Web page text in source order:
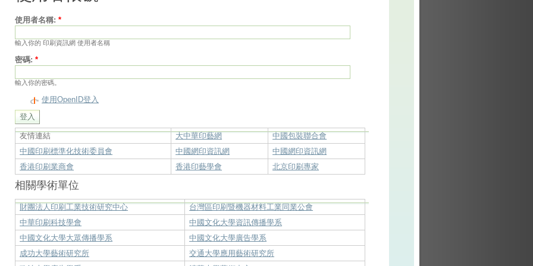
使用者名稱:*
輸入你的 印刷資訊網 使用者名稱
密碼:*
輸入你的密碼。
使用OpenID登入
友情連結 大中華印藝網
中國包裝聯合會
中國印刷標準化技術委員會
中國網印資訊網
中國網印資訊網
香港印刷業商會
香港印藝學會 北京印刷專家
相關學術單位
財團法人印刷工業技術研究中心
台灣區印刷暨機器材料工業同業公會
中華印刷科技學會
中國文化大學資訊傳播學系
中國文化大學大眾傳播學系
中國文化大學廣告學系
成功大學藝術研究所
交通大學應用藝術研究所